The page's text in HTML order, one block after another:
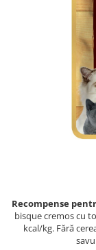
Covorașe Igienice
Perii & Piepteni
Accesorii Câini
Recompense
bisque cremos cu
kcal/kg. Fără